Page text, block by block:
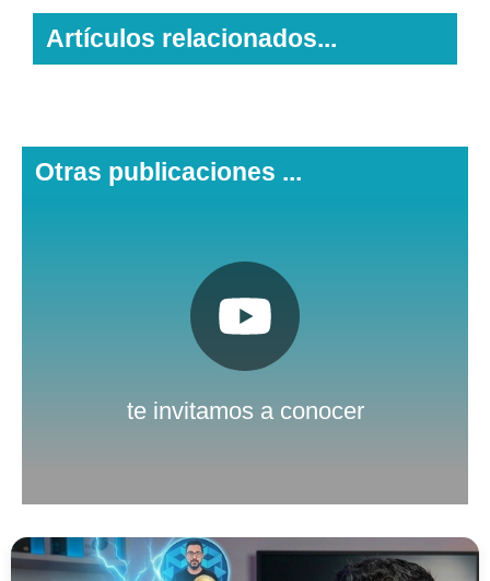
Artículos relacionados...
Otras publicaciones ...
te invitamos a conocer
Pulsa aquí